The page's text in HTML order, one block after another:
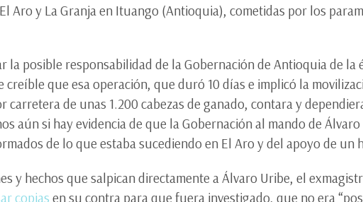
Aro y La Granja en Ituango (Antioquia), cometidas por los
la posible responsabilidad de la Gobernación de Antioquia de la
creíble que esa operación, que duró 10 días e implicó la
carretera de unas 1.200 cabezas de ganado, contara y
aún si hay evidencia de que la Gobernación al mando de
de lo que estaba sucediendo en El Aro y del apoyo de un
y hechos que salpican directamente a Álvaro Uribe, el
copias en su contra para que fuera investigado, que no era